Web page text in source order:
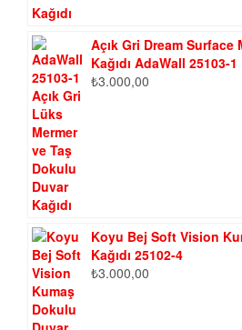
Açık Gri Dream
Kağıdı AdaWall 25103-1
₺3.000,00
Koyu Bej Soft Vision
Kağıdı 25102-4
₺3.000,00